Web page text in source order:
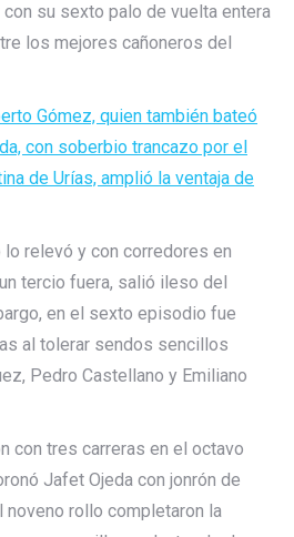
su sexto palo de vuelta entera
los mejores cañoneros del
Gómez, quien también bateó
con soberbio trancazo por el
de Urías, amplió la ventaja de
relevó y con corredores en
tercio fuera, salió ileso del
en el sexto episodio fue
al tolerar sendos sencillos
Pedro Castellano y Emiliano
con tres carreras en el octavo
Jafet Ojeda con jonrón de
rollo completaron la